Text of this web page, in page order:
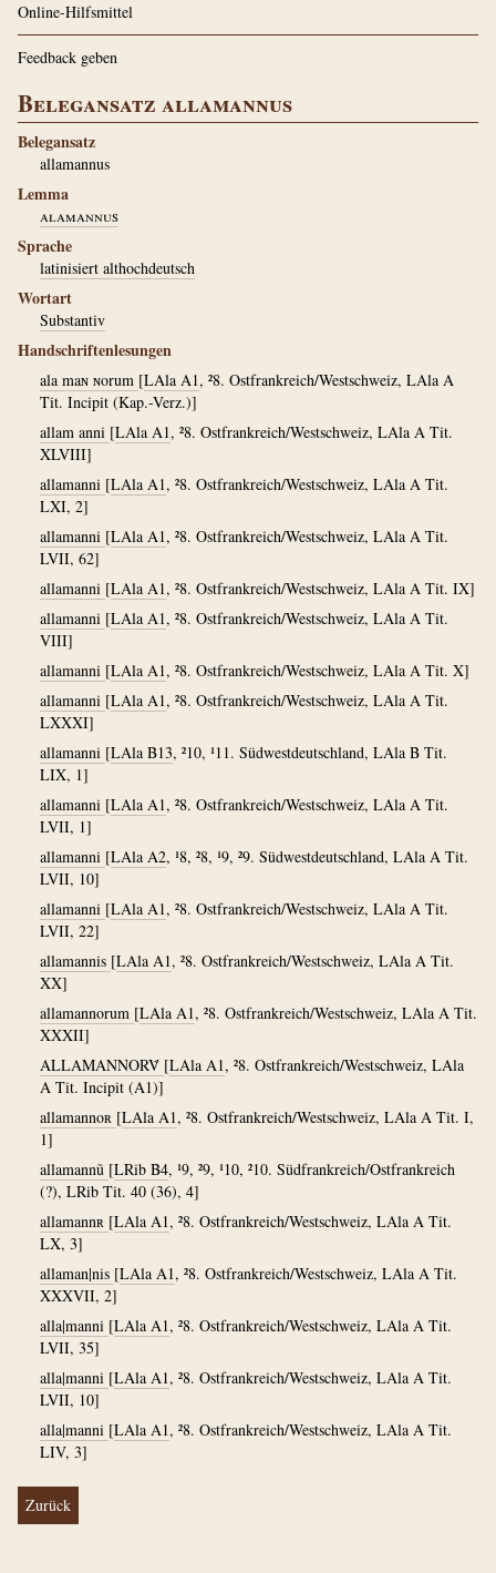
Online-Hilfsmittel
Feedback geben
Belegansatz allamannus
Belegansatz
allamannus
Lemma
alamannus
Sprache
latinisiert althochdeutsch
Wortart
Substantiv
Handschriftenlesungen
ala maɴ ɴorum [LAla A1, ²8. Ostfrankreich/Westschweiz, LAla A
Tit. Incipit (Kap.-Verz.)]
allam anni [LAla A1, ²8. Ostfrankreich/Westschweiz, LAla A Tit.
XLVIII]
allamanni [LAla A1, ²8. Ostfrankreich/Westschweiz, LAla A Tit.
LXI, 2]
allamanni [LAla A1, ²8. Ostfrankreich/Westschweiz, LAla A Tit.
LVII, 62]
allamanni [LAla A1, ²8. Ostfrankreich/Westschweiz, LAla A Tit. IX]
allamanni [LAla A1, ²8. Ostfrankreich/Westschweiz, LAla A Tit.
VIII]
allamanni [LAla A1, ²8. Ostfrankreich/Westschweiz, LAla A Tit. X]
allamanni [LAla A1, ²8. Ostfrankreich/Westschweiz, LAla A Tit.
LXXXI]
allamanni [LAla B13, ²10, ¹11. Südwestdeutschland, LAla B Tit.
LIX, 1]
allamanni [LAla A1, ²8. Ostfrankreich/Westschweiz, LAla A Tit.
LVII, 1]
allamanni [LAla A2, ¹8, ²8, ¹9, ²9. Südwestdeutschland, LAla A Tit.
LVII, 10]
allamanni [LAla A1, ²8. Ostfrankreich/Westschweiz, LAla A Tit.
LVII, 22]
allamannis [LAla A1, ²8. Ostfrankreich/Westschweiz, LAla A Tit.
XX]
allamannorum [LAla A1, ²8. Ostfrankreich/Westschweiz, LAla A Tit.
XXXII]
ALLAMANNORṼ [LAla A1, ²8. Ostfrankreich/Westschweiz, LAla
A Tit. Incipit (A1)]
allamannoʀ [LAla A1, ²8. Ostfrankreich/Westschweiz, LAla A Tit. I,
1]
allamannũ [LRib B4, ¹9, ²9, ¹10, ²10. Südfrankreich/Ostfrankreich
(?), LRib Tit. 40 (36), 4]
allamannʀ [LAla A1, ²8. Ostfrankreich/Westschweiz, LAla A Tit.
LX, 3]
allaman|nis [LAla A1, ²8. Ostfrankreich/Westschweiz, LAla A Tit.
XXXVII, 2]
alla|manni [LAla A1, ²8. Ostfrankreich/Westschweiz, LAla A Tit.
LVII, 35]
alla|manni [LAla A1, ²8. Ostfrankreich/Westschweiz, LAla A Tit.
LVII, 10]
alla|manni [LAla A1, ²8. Ostfrankreich/Westschweiz, LAla A Tit.
LIV, 3]
Zurück